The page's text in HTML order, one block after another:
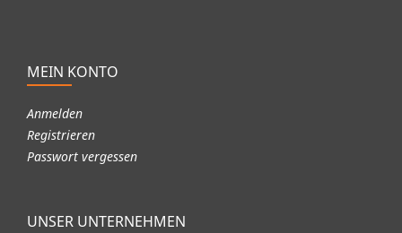
MEIN KONTO
Anmelden
Registrieren
Passwort vergessen
UNSER UNTERNEHMEN